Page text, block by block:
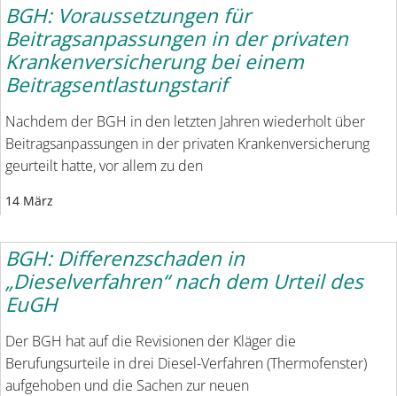
BGH: Voraussetzungen für
Beitragsanpassungen in der privaten
Krankenversicherung bei einem
Beitragsentlastungstarif
Nachdem der BGH in den letzten Jahren wiederholt über
Beitragsanpassungen in der privaten Krankenversicherung
geurteilt hatte, vor allem zu den
14 März
BGH: Differenzschaden in
„Dieselverfahren“ nach dem Urteil des
EuGH
Der BGH hat auf die Revisionen der Kläger die
Berufungsurteile in drei Diesel-Verfahren (Thermofenster)
aufgehoben und die Sachen zur neuen